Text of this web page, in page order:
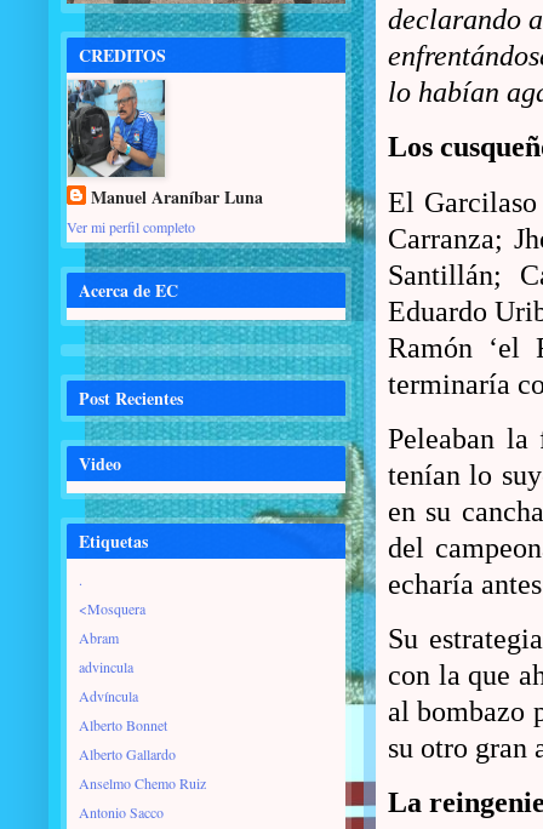
declarando
lo habían
Los
El
Carranza;
Santillán;
Eduardo
Ramón ‘el
terminaría
Peleaban
tenían lo
en su
del
echaría
Su
con la que
al bombazo
su otro
La
CREDITOS
Manuel Araníbar Luna
Ver mi perfil completo
Acerca de EC
Post Recientes
Video
Etiquetas
.
<Mosquera
Abram
advincula
Advíncula
Alberto Bonnet
Alberto Gallardo
Anselmo Chemo Ruiz
Antonio Sacco